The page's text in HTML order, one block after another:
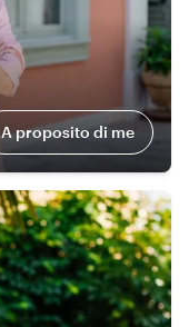
A proposito di me